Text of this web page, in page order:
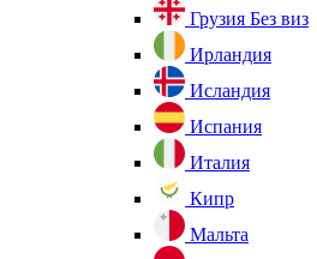
Грузия Без виз
Ирландия
Исландия
Испания
Италия
Кипр
Мальта